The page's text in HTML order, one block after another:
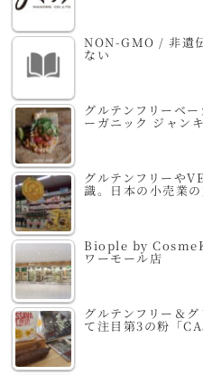
NON-GMO / 非遺
ない
グルテンフリーベ
ーガニック ジャン
グルテンフリーや
識。日本の小売業
Biople by
ワーモール店
グルテンフリー＆
て注目第3の粉「